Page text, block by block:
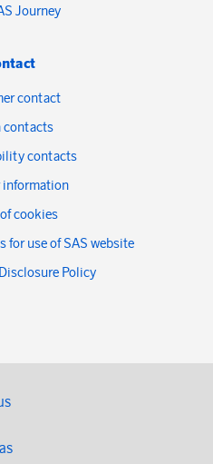
Journey
contact
contacts
contacts
information
cookies
for use of SAS website
Policy